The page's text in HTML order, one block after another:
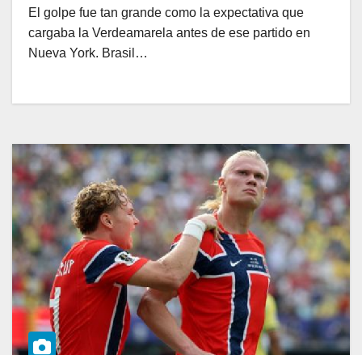
El golpe fue tan grande como la expectativa que
cargaba la Verdeamarela antes de ese partido en
Nueva York. Brasil…